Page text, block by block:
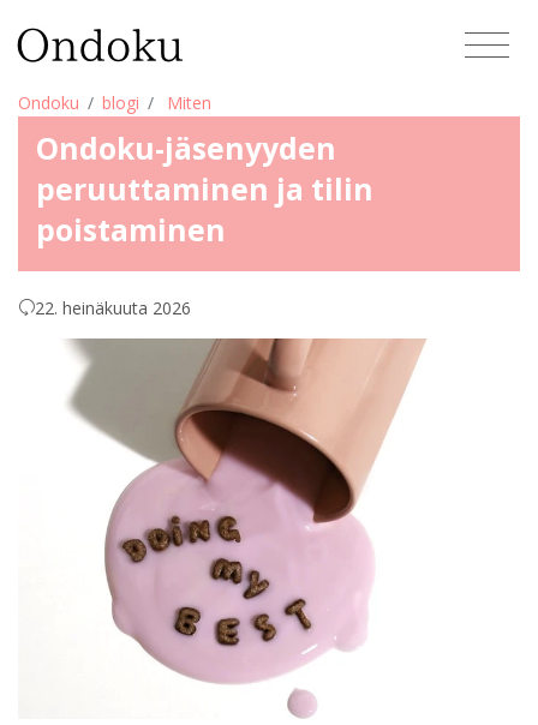
Ondoku blogi Miten
Ondoku-jäsenyyden
peruuttaminen ja tilin
poistaminen
22. heinäkuuta 2026